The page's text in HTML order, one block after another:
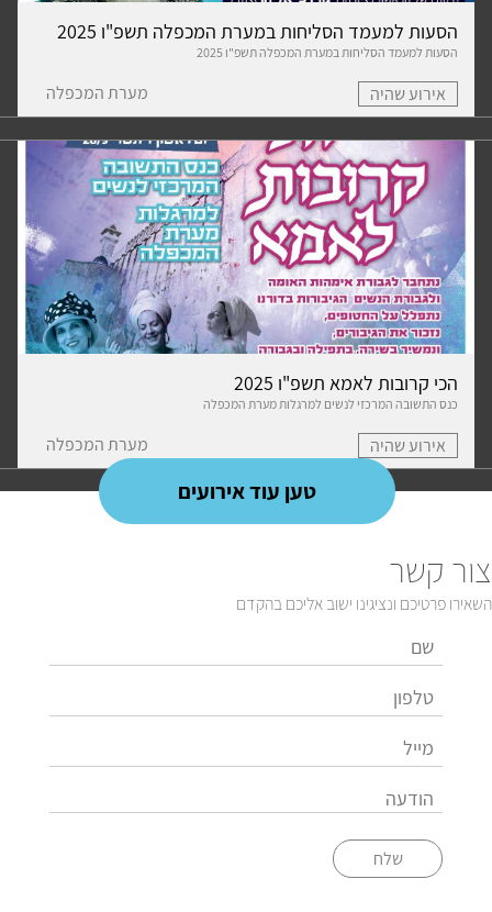
הסעות למעמד הסליחות במערת המכפלה תשפ"ו 2025
הסעות למעמד הסליחות במערת המכפלה תשפ"ו 2025
אירוע שהיה מערת המכפלה
הכי קרובות לאמא תשפ"ו 2025
כנס התשובה המרכזי לנשים למרגלות מערת המכפלה
אירוע שהיה מערת המכפלה
טען עוד אירועים
צור קשר
השאירו פרטיכם ונציגינו ישוב אליכם בהקדם
שלח